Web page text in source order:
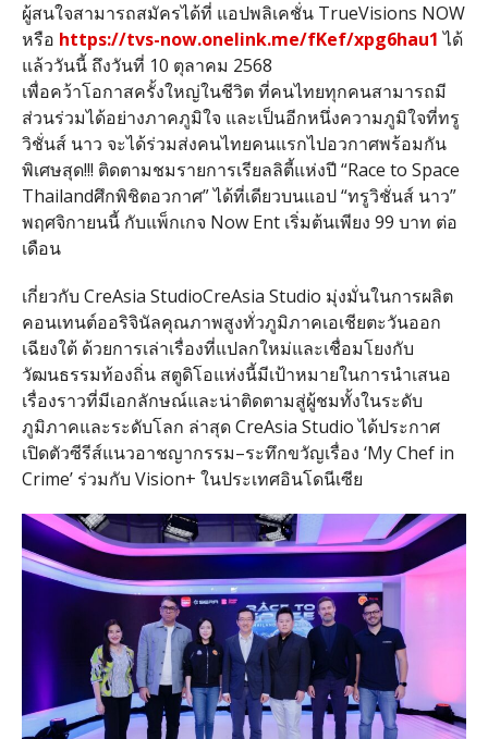
ผู้สนใจสามารถสมัครได้ที่ แอปพลิเคชั่น TrueVisions NOW
หรือ https://tvs-now.onelink.me/fKef/xpg6hau1 ได้
แล้ววันนี้ ถึงวันที่ 10 ตุลาคม 2568
เพื่อคว้าโอกาสครั้งใหญ่ในชีวิต ที่คนไทยทุกคนสามารถมี
ส่วนร่วมได้อย่างภาคภูมิใจ และเป็นอีกหนึ่งความภูมิใจที่ทรู
วิชั่นส์ นาว จะได้ร่วมส่งคนไทยคนแรกไปอวกาศพร้อมกัน
พิเศษสุด!!! ติดตามชมรายการเรียลลิตี้แห่งปี “Race to Space
Thailandศึกพิชิตอวกาศ” ได้ที่เดียวบนแอป “ทรูวิชั่นส์ นาว”
พฤศจิกายนนี้ กับแพ็กเกจ Now Ent เริ่มต้นเพียง 99 บาท ต่อ
เดือน
เกี่ยวกับ CreAsia StudioCreAsia Studio มุ่งมั่นในการผลิต
คอนเทนต์ออริจินัลคุณภาพสูงทั่วภูมิภาคเอเชียตะวันออก
เฉียงใต้ ด้วยการเล่าเรื่องที่แปลกใหม่และเชื่อมโยงกับ
วัฒนธรรมท้องถิ่น สตูดิโอแห่งนี้มีเป้าหมายในการนำเสนอ
เรื่องราวที่มีเอกลักษณ์และน่าติดตามสู่ผู้ชมทั้งในระดับ
ภูมิภาคและระดับโลก ล่าสุด CreAsia Studio ได้ประกาศ
เปิดตัวซีรีส์แนวอาชญากรรม–ระทึกขวัญเรื่อง ‘My Chef in
Crime’ ร่วมกับ Vision+ ในประเทศอินโดนีเซีย